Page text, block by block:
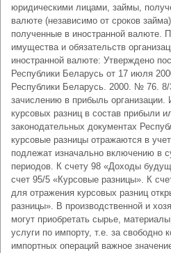
юридическими лицами, займы,
валюте (независимо от сроков
полученные в иностранной валюте.
имущества и обязательств
иностранной валюте: Утверждено
Республики Беларусь от 17 июля
Республики Беларусь. 2000. № 76.
зачислению в прибыль
курсовых разниц в состав прибыли
законодательных документах
курсовые разницы отражаются в
подлежат изначально включению в
периодов. К счету 98 «Доходы
счет 95/5 «Курсовые разницы». К
для отражения курсовых разниц
разницы». В производственной и
могут приобретать сырье,
услуги по импорту, т.е. за
импортных операций важное